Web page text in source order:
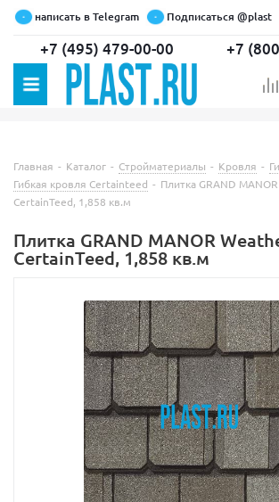
написать в Telegram Подписаться @plast
+7 (495) 479-00-00 +7
Главная - Каталог - Стройматериалы - Кровля -
Гибкая кровля Certainteed - Плитка GRAND
CertainTeed, 1,858 кв.м
Плитка GRAND MANOR
CertainTeed, 1,858 кв.м